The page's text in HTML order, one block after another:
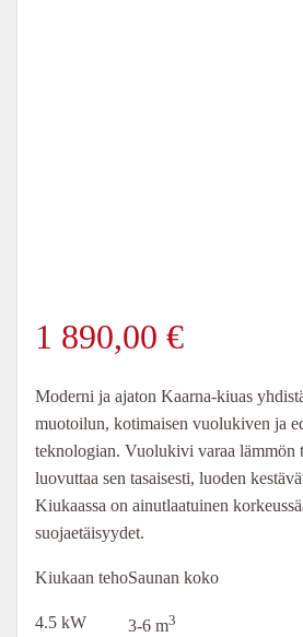
1 890,00 €
Moderni ja ajaton Kaarna-kiuas
muotoilun, kotimaisen vuolukiven ja
teknologian. Vuolukivi varaa lämmön
luovuttaa sen tasaisesti, luoden
Kiukaassa on ainutlaatuinen
suojaetäisyydet.
Kiukaan teho
4.5 kW
Saunan koko
3-6 m3